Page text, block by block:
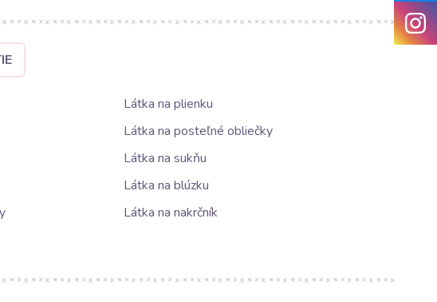
Látka na plienku
Látka na posteľné obliečky
Látka na sukňu
Látka na blúzku
Látka na nakrčník